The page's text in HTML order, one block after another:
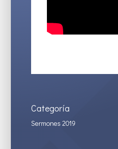
Categoría
Sermones 2019